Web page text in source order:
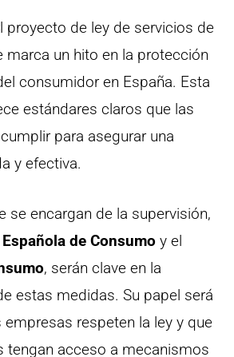
proyecto de ley de servicios de
marca un hito en la protección
consumidor en España. Esta
estándares claros que las
para asegurar una
y efectiva.
se encargan de la supervisión,
de Consumo y el
, serán clave en la
estas medidas. Su papel será
empresas respeten la ley y que
tengan acceso a mecanismos